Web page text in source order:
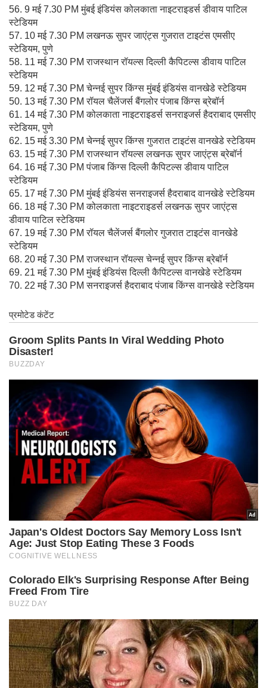
56. 9 मई 7.30 PM मुंबई इंडियंस कोलकाता नाइटराइडर्स डीवाय पाटिल
स्टेडियम
57. 10 मई 7.30 PM लखनऊ सुपर जाएंट्स गुजरात टाइटंस एमसीए
स्टेडियम, पुणे
58. 11 मई 7.30 PM राजस्थान रॉयल्स दिल्ली कैपिटल्स डीवाय पाटिल
स्टेडियम
59. 12 मई 7.30 PM चेन्नई सुपर किंग्स मुंबई इंडियंस वानखेडे स्टेडियम
50. 13 मई 7.30 PM रॉयल चैलेंजर्स बैंगलोर पंजाब किंग्स ब्रेबॉर्न
61. 14 मई 7.30 PM कोलकाता नाइटराइडर्स सनराइजर्स हैदराबाद एमसीए
स्टेडियम, पुणे
62. 15 मई 3.30 PM चेन्नई सुपर किंग्स गुजरात टाइटंस वानखेडे स्टेडियम
63. 15 मई 7.30 PM राजस्थान रॉयल्स लखनऊ सुपर जाएंट्स ब्रेबॉर्न
64. 16 मई 7.30 PM पंजाब किंग्स दिल्ली कैपिटल्स डीवाय पाटिल
स्टेडियम
65. 17 मई 7.30 PM मुंबई इंडियंस सनराइजर्स हैदराबाद वानखेडे स्टेडियम
66. 18 मई 7.30 PM कोलकाता नाइटराइडर्स लखनऊ सुपर जाएंट्स
डीवाय पाटिल स्टेडियम
67. 19 मई 7.30 PM रॉयल चैलेंजर्स बैंगलोर गुजरात टाइटंस वानखेडे
स्टेडियम
68. 20 मई 7.30 PM राजस्थान रॉयल्स चेन्नई सुपर किंग्स ब्रेबॉर्न
69. 21 मई 7.30 PM मुंबई इंडियंस दिल्ली कैपिटल्स वानखेडे स्टेडियम
70. 22 मई 7.30 PM सनराइजर्स हैदराबाद पंजाब किंग्स वानखेडे स्टेडियम